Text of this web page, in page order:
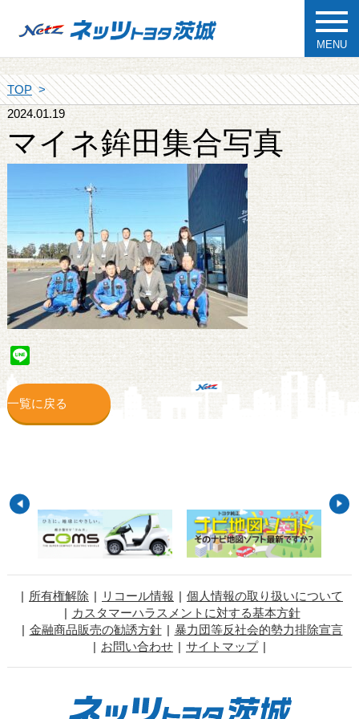
MENU
TOP
2024.01.19
マイネ鉾田集合写真
Line
一覧に戻る
所有権解除 リコール情報
個人情報の取り扱いについて
カスタマーハラスメントに対する基本方針
金融商品販売の勧誘方針
暴力団等反社会的勢力排除宣言
お問い合わせ
サイトマップ